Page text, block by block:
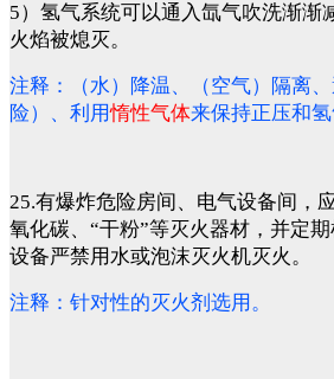
5）氢气系统可以通入氙气吹洗渐渐
火焰被熄灭。
注释：（水）降温、（空气）隔离
险）、利用惰性气体来保持正压和氢
25.有爆炸危险房间、电气设备间，
氧化碳、“干粉”等灭火器材，并定
设备严禁用水或泡沫灭火机灭火。
注释：针对性的灭火剂选用。